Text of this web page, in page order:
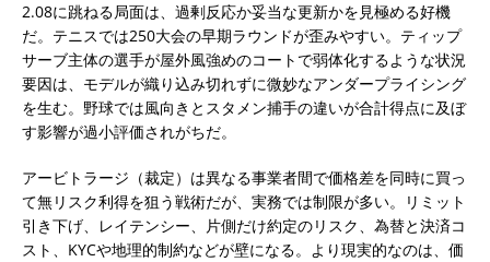
2.08に跳ねる局面は、過剰反応か妥当な更新かを見極める好機
だ。テニスでは250大会の早期ラウンドが歪みやすい。ティップ
サーブ主体の選手が屋外風強めのコートで弱体化するような状況
要因は、モデルが織り込み切れずに微妙なアンダープライシング
を生む。野球では風向きとスタメン捕手の違いが合計得点に及ぼ
す影響が過小評価されがちだ。
アービトラージ（裁定）は異なる事業者間で価格差を同時に買っ
て無リスク利得を狙う戦術だが、実務では制限が多い。リミット
引き下げ、レイテンシー、片側だけ約定のリスク、為替と決済コ
スト、KYCや地理的制約などが壁になる。より現実的なのは、価